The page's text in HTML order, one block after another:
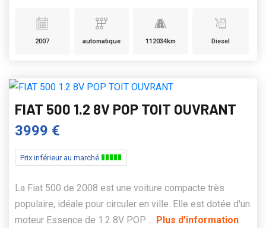
2007 automatique 112034km Diesel
FIAT 500 1.2 8V POP TOIT OUVRANT
3999 €
Prix inférieur au marché
La Fiat 500 de 2008 est une voiture compacte très
populaire, idéale pour circuler en ville. Elle est dotée d'un
moteur Essence de 1.2 8V POP ... Plus d'information